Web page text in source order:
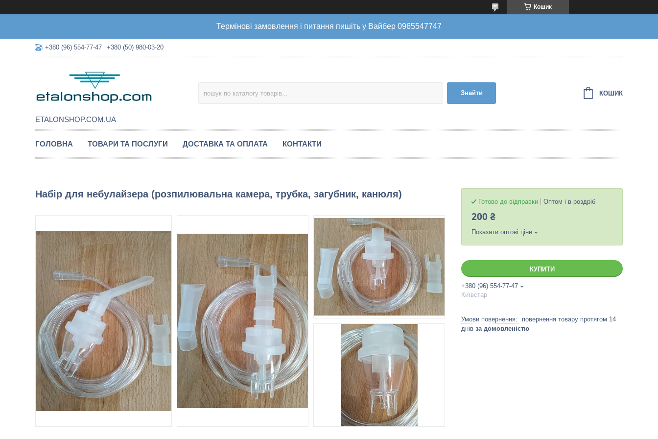
Кошик
Термінові замовлення і питання пишіть у Вайбер 0965547747
+380 (96) 554-77-47 +380 (50) 980-03-20
ETALONSHOP.COM.UA
Знайти КОШИК
ГОЛОВНА ТОВАРИ ТА ПОСЛУГИ ДОСТАВКА ТА ОПЛАТА КОНТАКТИ
Набір для небулайзера (розпилювальна камера, трубка, загубник, канюля)
Готово до відправки Оптом і в роздріб
200 ₴
Показати оптові ціни
КУПИТИ
+380 (96) 554-77-47
Київстар
повернення товару протягом 14
днів за домовленістю